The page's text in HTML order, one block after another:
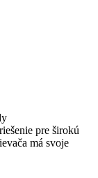
pre širokú
má svoje